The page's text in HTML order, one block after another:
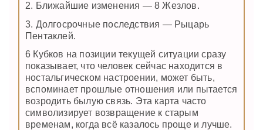
2. Ближайшие изменения — 8 Жезлов.
3. Долгосрочные последствия — Рыцарь
Пентаклей.
6 Кубков на позиции текущей ситуации сразу
показывает, что человек сейчас находится в
ностальгическом настроении, может быть,
вспоминает прошлые отношения или пытается
возродить былую связь. Эта карта часто
символизирует возвращение к старым
временам, когда всё казалось проще и лучше.